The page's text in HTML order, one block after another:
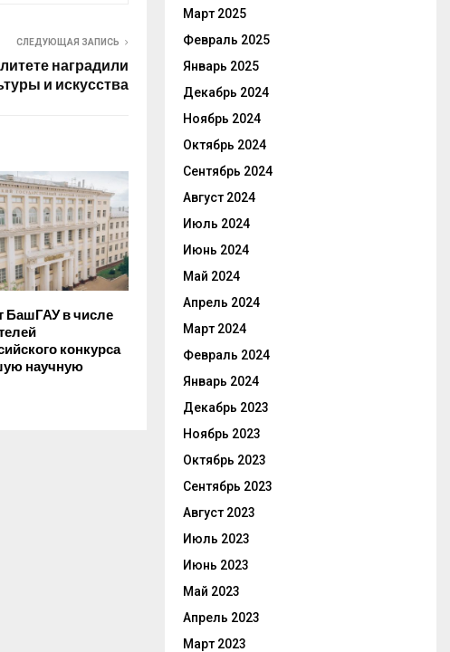
СЛЕДУЮЩАЯ ЗАПИСЬ
наградили
и искусства
БашГАУ в числе
конкурса
научную
Март 2025
Февраль 2025
Январь 2025
Декабрь 2024
Ноябрь 2024
Октябрь 2024
Сентябрь 2024
Август 2024
Июль 2024
Июнь 2024
Май 2024
Апрель 2024
Март 2024
Февраль 2024
Январь 2024
Декабрь 2023
Ноябрь 2023
Октябрь 2023
Сентябрь 2023
Август 2023
Июль 2023
Июнь 2023
Май 2023
Апрель 2023
Март 2023